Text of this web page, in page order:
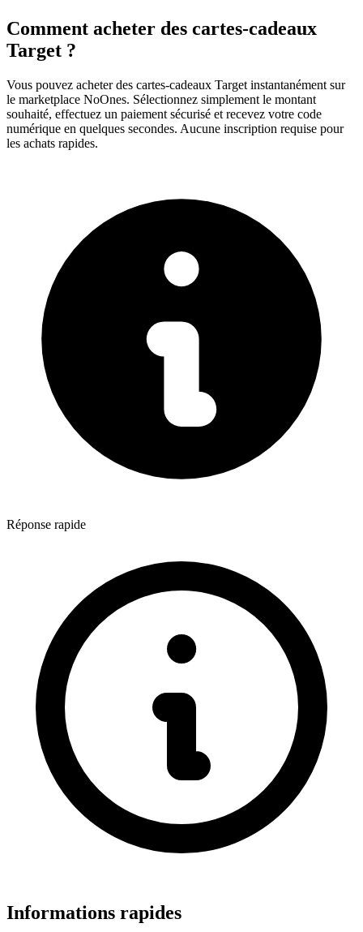
Comment acheter des cartes-cadeaux
Target ?
Vous pouvez acheter des cartes-cadeaux Target instantanément sur
le marketplace NoOnes. Sélectionnez simplement le montant
souhaité, effectuez un paiement sécurisé et recevez votre code
numérique en quelques secondes. Aucune inscription requise pour
les achats rapides.
Réponse rapide
Informations rapides